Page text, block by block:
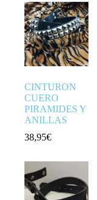
CINTURON
CUERO
PIRAMIDES Y
ANILLAS
38,95€